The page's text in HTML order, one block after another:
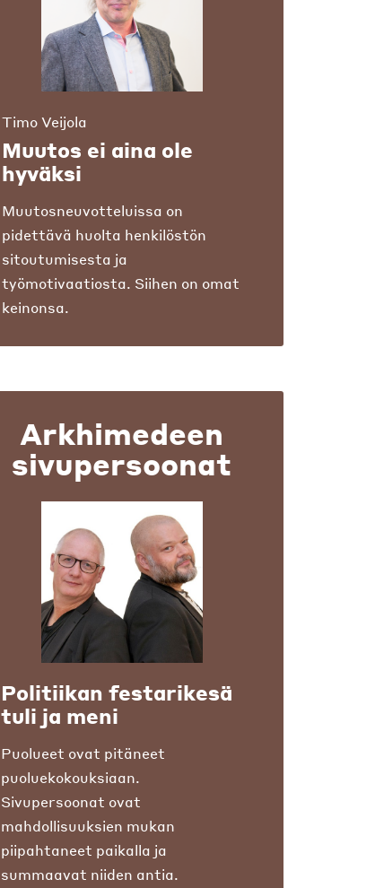
Timo Veijola
Muutos ei aina ole
hyväksi
Muutosneuvotteluissa on
pidettävä huolta henkilöstön
sitoutumisesta ja
työmotivaatiosta. Siihen on omat
keinonsa.
Arkhimedeen
sivupersoonat
Politiikan festarikesä
tuli ja meni
Puolueet ovat pitäneet
puoluekokouksiaan.
Sivupersoonat ovat
mahdollisuuksien mukan
piipahtaneet paikalla ja
summaavat niiden antia.